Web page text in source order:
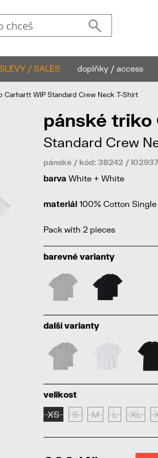
/ SALES doplňky / access
WIP Standard Crew Neck T-Shirt
pánské triko
Standard Crew
pánské / kód: 38242 /
barva White + White
materiál 100% Cotton
Pack with 2 pieces
barevné varianty
další varianty
velikost
XS S M L XL